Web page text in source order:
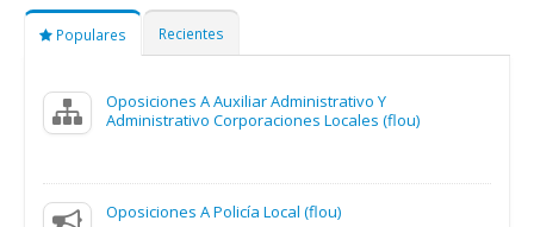
Populares Recientes
Oposiciones A Auxiliar Administrativo Y
Administrativo Corporaciones Locales (flou)
Oposiciones A Policía Local (flou)